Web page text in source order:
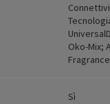
Oko-Mix;
Sì